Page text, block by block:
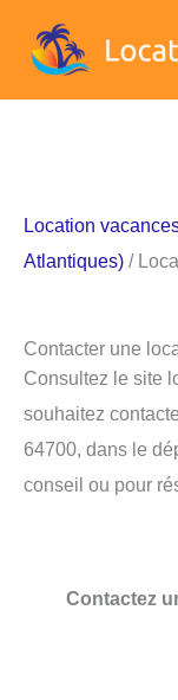
Location
Atlantiques) /
Contacter une
Consultez le site
souhaitez
64700, dans le
conseil ou pour
Contactez